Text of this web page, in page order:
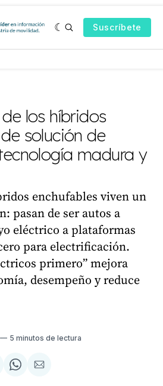
Suscríbete
los híbridos
solución de
madura y
enchufables viven un
pasan de ser autos a
eléctrico a plataformas
para electrificación.
primero” mejora
desempeño y reduce
5 minutos de lectura
ShareCompartir